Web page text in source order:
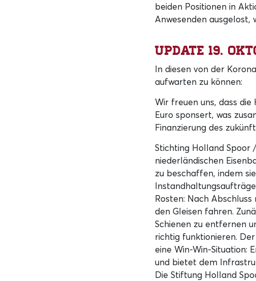
beiden Positionen in
Anwesenden ausgelost,
Update 19.
In diesen von der
aufwarten zu können:
Wir freuen uns, dass
Euro sponsert, was
Finanzierung des
Stichting Holland Spoor
niederländischen
zu beschaffen, indem
Rosten: Nach
den Gleisen fahren.
Schienen zu entfernen
richtig funktionieren.
eine Win-Win-Situation:
und bietet dem
Die Stiftung Holland